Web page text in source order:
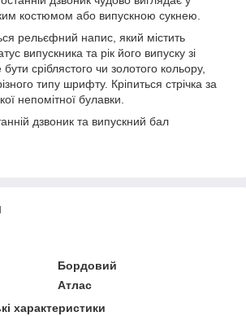
костюмом або випускною сукнею.
рельєфний напис, який містить
випускника та рік його випуску зі
сріблястого чи золотого кольору,
типу шрифту. Кріпиться стрічка за
непомітної булавки.
дзвоник та випускний бал
Бордовий
Атлас
характеристики